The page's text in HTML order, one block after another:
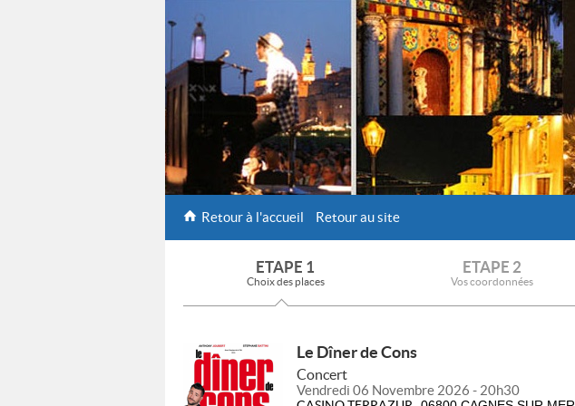
Retour à l'accueil Retour au site
ETAPE 1
Choix des places
ETAPE 2
Vos coordonnées
Le Dîner de Cons
Concert
Vendredi 06 Novembre 2026 - 20h30